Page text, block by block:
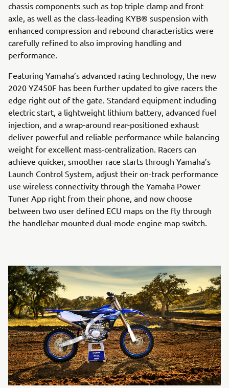
chassis components such as top triple clamp and front
axle, as well as the class-leading KYB® suspension with
enhanced compression and rebound characteristics were
carefully refined to also improving handling and
performance.
Featuring Yamaha’s advanced racing technology, the new
2020 YZ450F has been further updated to give racers the
edge right out of the gate. Standard equipment including
electric start, a lightweight lithium battery, advanced fuel
injection, and a wrap-around rear-positioned exhaust
deliver powerful and reliable performance while balancing
weight for excellent mass-centralization. Racers can
achieve quicker, smoother race starts through Yamaha’s
Launch Control System, adjust their on-track performance
use wireless connectivity through the Yamaha Power
Tuner App right from their phone, and now choose
between two user defined ECU maps on the fly through
the handlebar mounted dual-mode engine map switch.